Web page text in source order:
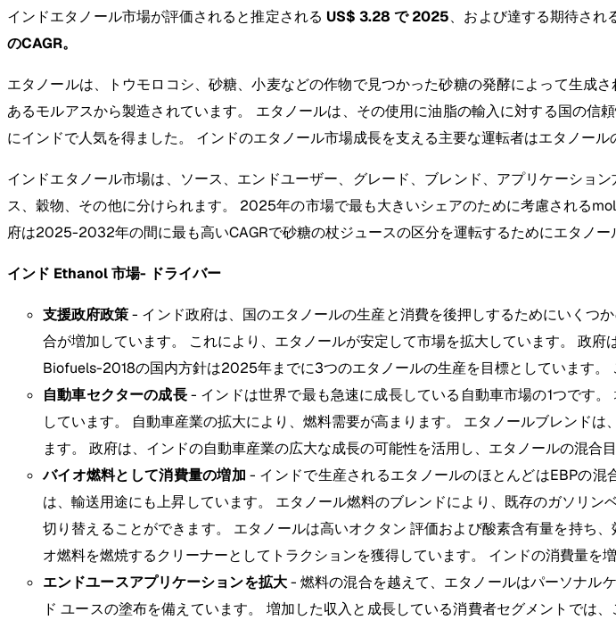
インドエタノール市場が評価されると推定される US$ 3.28 で 2025、および達する期待され
のCAGR。
エタノールは、トウモロコシ、砂糖、小麦などの作物で見つかった砂糖の発酵によって生成
あるモルアスから製造されています。 エタノールは、その使用に油脂の輸入に対する国の
にインドで人気を得ました。 インドのエタノール市場成長を支える主要な運転者はエタノー
インドエタノール市場は、ソース、エンドユーザー、グレード、ブレンド、アプリケーショ
ス、穀物、その他に分けられます。 2025年の市場で最も大きいシェアのために考慮される
府は2025-2032年の間に最も高いCAGRで砂糖の杖ジュースの区分を運転するためにエタノ
インド Ethanol 市場- ドライバー
支援政府政策- インド政府は、国のエタノールの生産と消費を後押しするためにいくつ
合が増加しています。 これにより、エタノールが安定して市場を拡大しています。 政
Biofuels-2018の国内方針は2025年までに3つのエタノールの生産を目標としています。
自動車セクターの成長- インドは世界で最も急速に成長している自動車市場の1つです
しています。 自動車産業の拡大により、燃料需要が高まります。 エタノールブレンド
ます。 政府は、インドの自動車産業の広大な成長の可能性を活用し、エタノールの混合
バイオ燃料として消費量の増加 - インドで生産されるエタノールのほとんどはEBPの
は、輸送用途にも上昇しています。 エタノール燃料のブレンドにより、既存のガソリ
切り替えることができます。 エタノールは高いオクタン 評価および酸素含有量を持ち
オ燃料を燃焼するクリーナーとしてトラクションを獲得しています。 インドの消費量を増
エンドユースアプリケーションを拡大- 燃料の混合を越えて、エタノールはパーソナル
ド ユースの塗布を備えています。 増加した収入と成長している消費者セグメントでは